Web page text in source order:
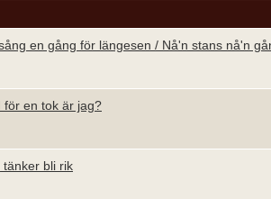
en gång för längesen / Nå'n stans nå'n
för en tok är jag?
tänker bli rik